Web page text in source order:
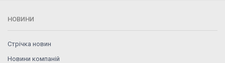
НОВИНИ
Стрічка новин
Новини компаній